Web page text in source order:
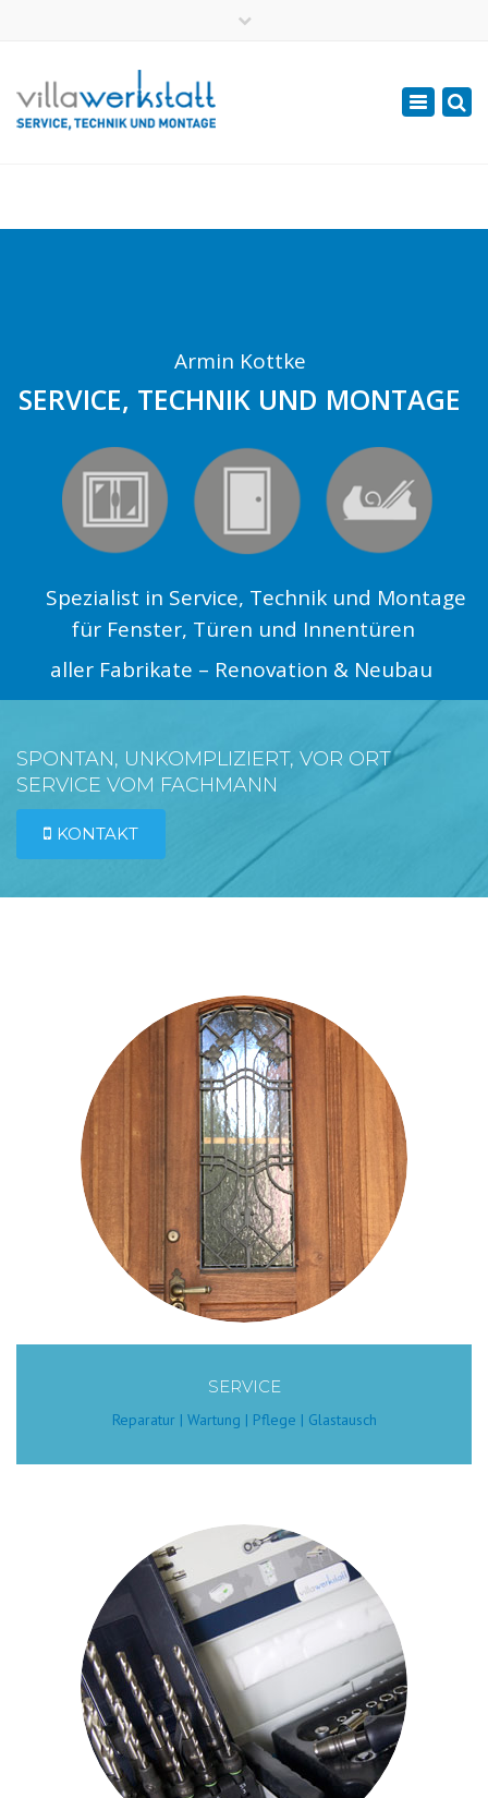
+ 079 335 69 81
Toggle
Armin Kottke
SERVICE, TECHNIK UND MONTAGE
Spezialist in Service, Technik und Montage
für Fenster, Türen und Innentüren
aller Fabrikate – Renovation & Neubau
SPONTAN, UNKOMPLIZIERT, VOR ORT
SERVICE VOM FACHMANN
KONTAKT
SERVICE
Reparatur | Wartung | Pflege | Glastausch